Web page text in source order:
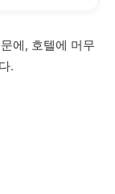
에, 호텔에 머무
.